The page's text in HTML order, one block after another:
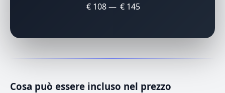
€ 108 — € 145
Cosa può essere incluso nel prezzo